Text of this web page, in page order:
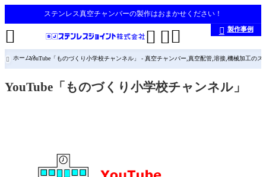
ステンレス真空チャンバーの製作はおまかせください！
 
  製作事例
 ホームYouTube「ものづくり小学校チャンネル」 - 真空チャンバー,真空配管,溶接,機械加工の
YouTube「ものづくり小学校チャンネル」